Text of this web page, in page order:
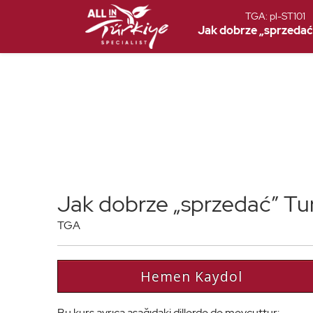
TGA: pl-ST101
Jak dobrze
Jak dobrze „sprzedać”
TGA
Hemen Kaydol